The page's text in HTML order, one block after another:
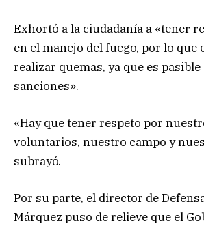
Exhortó a la ciudadanía a «tener
en el manejo del fuego, por lo que
realizar quemas, ya que es
sanciones».
«Hay que tener respeto por
voluntarios, nuestro campo y
subrayó.
Por su parte, el director de
Márquez puso de relieve que el